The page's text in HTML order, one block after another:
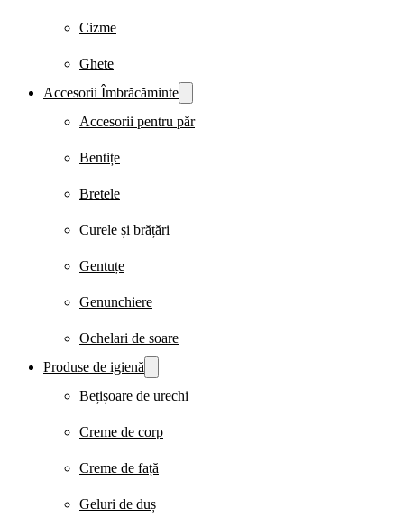
Cizme
Ghete
Accesorii Îmbrăcăminte
Accesorii pentru păr
Bentițe
Bretele
Curele și brățări
Gentuțe
Genunchiere
Ochelari de soare
Produse de igienă
Bețișoare de urechi
Creme de corp
Creme de față
Geluri de duș